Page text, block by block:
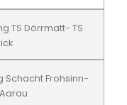
TS Dörrmatt- TS
Schacht Frohsinn-